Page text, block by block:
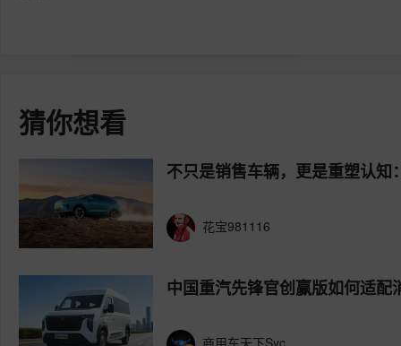
猜你想看
不只是销售车辆，更是重塑认
花宝981116
中国重汽先锋官创赢版如何适配
商用车天下Syc